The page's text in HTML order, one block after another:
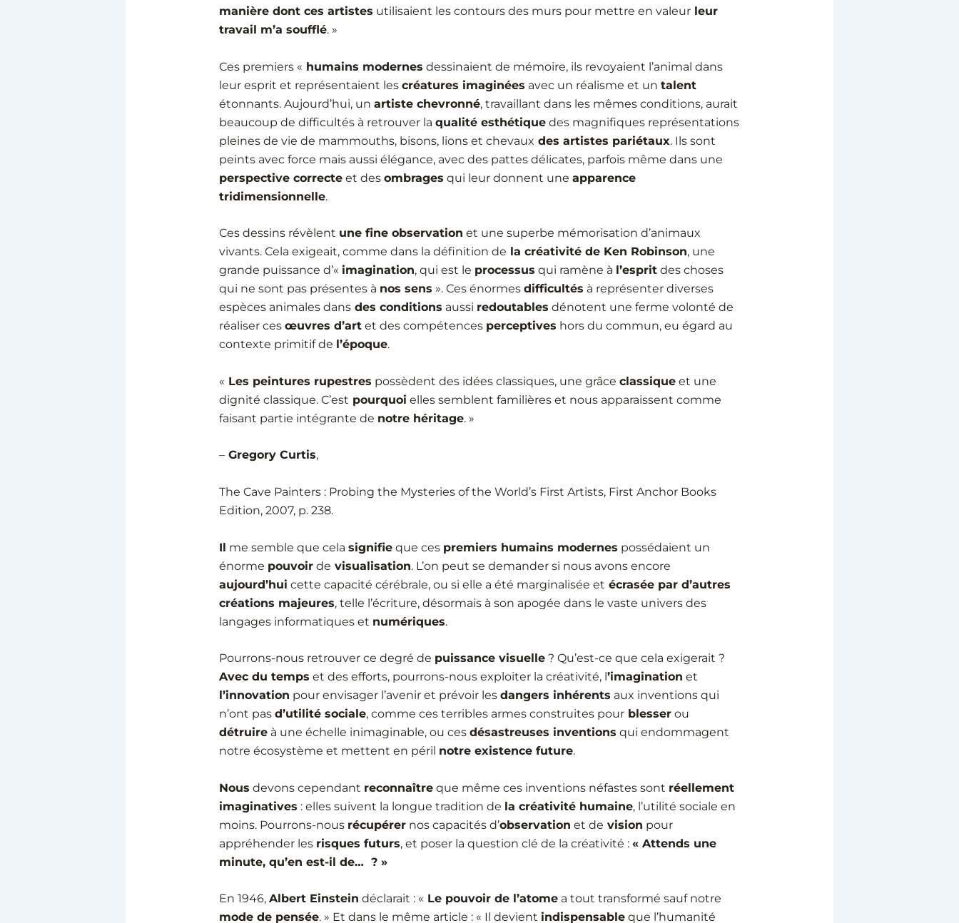
manière dont ces artistes utilisaient les contours des murs pour mettre en valeur leur
travail m’a soufflé. »
Ces premiers « humains modernes dessinaient de mémoire, ils revoyaient l’animal dans
leur esprit et représentaient les créatures imaginées avec un réalisme et un talent
étonnants. Aujourd’hui, un artiste chevronné, travaillant dans les mêmes conditions, aurait
beaucoup de difficultés à retrouver la qualité esthétique des magnifiques représentations
pleines de vie de mammouths, bisons, lions et chevaux des artistes pariétaux. Ils sont
peints avec force mais aussi élégance, avec des pattes délicates, parfois même dans une
perspective correcte et des ombrages qui leur donnent une apparence
tridimensionnelle.
Ces dessins révèlent une fine observation et une superbe mémorisation d’animaux
vivants. Cela exigeait, comme dans la définition de la créativité de Ken Robinson, une
grande puissance d’« imagination, qui est le processus qui ramène à l’esprit des choses
qui ne sont pas présentes à nos sens ». Ces énormes difficultés à représenter diverses
espèces animales dans des conditions aussi redoutables dénotent une ferme volonté de
réaliser ces œuvres d’art et des compétences perceptives hors du commun, eu égard au
contexte primitif de l’époque.
« Les peintures rupestres possèdent des idées classiques, une grâce classique et une
dignité classique. C’est pourquoi elles semblent familières et nous apparaissent comme
faisant partie intégrante de notre héritage. »
– Gregory Curtis,
The Cave Painters : Probing the Mysteries of the World’s First Artists, First Anchor Books
Edition, 2007, p. 238.
Il me semble que cela signifie que ces premiers humains modernes possédaient un
énorme pouvoir de visualisation. L’on peut se demander si nous avons encore
aujourd’hui cette capacité cérébrale, ou si elle a été marginalisée et écrasée par d’autres
créations majeures, telle l’écriture, désormais à son apogée dans le vaste univers des
langages informatiques et numériques.
Pourrons-nous retrouver ce degré de puissance visuelle ? Qu’est-ce que cela exigerait ?
Avec du temps et des efforts, pourrons-nous exploiter la créativité, l ’imagination et
l’innovation pour envisager l’avenir et prévoir les dangers inhérents aux inventions qui
n’ont pas d’utilité sociale, comme ces terribles armes construites pour blesser ou
détruire à une échelle inimaginable, ou ces désastreuses inventions qui endommagent
notre écosystème et mettent en péril notre existence future.
Nous devons cependant reconnaître que même ces inventions néfastes sont réellement
imaginatives : elles suivent la longue tradition de la créativité humaine, l’utilité sociale en
moins. Pourrons-nous récupérer nos capacités d’observation et de vision pour
appréhender les risques futurs, et poser la question clé de la créativité : « Attends une
minute, qu’en est-il de… ? »
En 1946, Albert Einstein déclarait : « Le pouvoir de l’atome a tout transformé sauf notre
mode de pensée. » Et dans le même article : « Il devient indispensable que l’humanité